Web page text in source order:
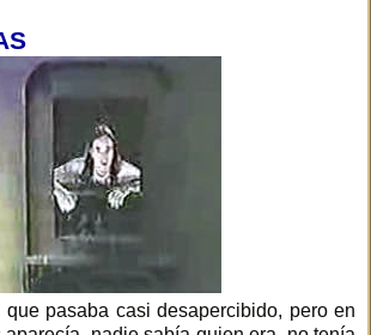
que pasaba casi desapercibido, pero en